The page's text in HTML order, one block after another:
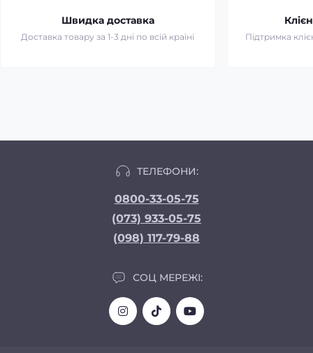
Швидка доставка
Доставка товару за 1-3 дні по всій країні Підтримка
ТЕЛЕФОНИ:
0800-33-05-75
(073) 933-05-75
(098) 117-79-88
СОЦ МЕРЕЖІ: